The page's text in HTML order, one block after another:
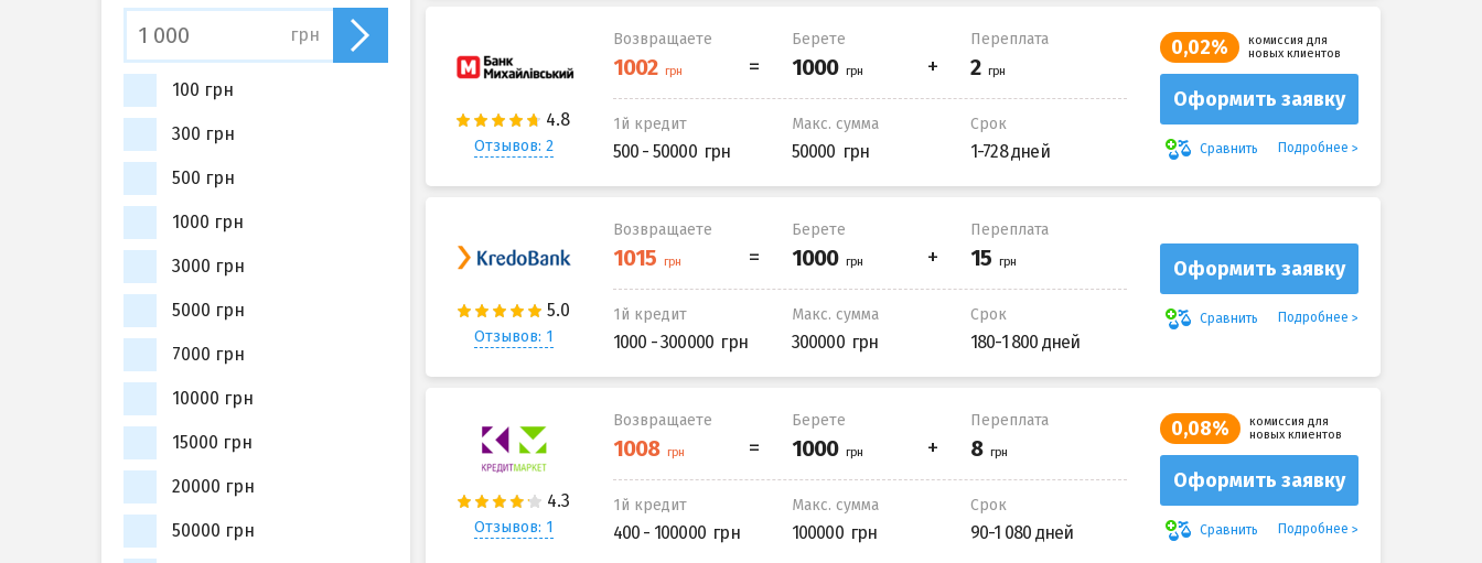
Отзывов: 2
Возвращаете Берете Переплата
1й кредит
500 - 50000
Макс. сумма
50000
Срок
1-728 дней
0,02%
комиссия для
новых клиентов
Оформить заявку
Сравнить Подробнее
Отзывов: 1
Возвращаете Берете Переплата
1й кредит
1000 - 300000
Макс. сумма
300000
Срок
180-1 800 дней
Оформить заявку
Сравнить Подробнее
Отзывов: 1
Возвращаете Берете Переплата
1й кредит
400 - 100000
Макс. сумма
100000
Срок
90-1 080 дней
0,08%
комиссия для
новых клиентов
Оформить заявку
Сравнить Подробнее
грн
100 грн
300 грн
500 грн
1000 грн
3000 грн
5000 грн
7000 грн
10000 грн
15000 грн
20000 грн
50000 грн